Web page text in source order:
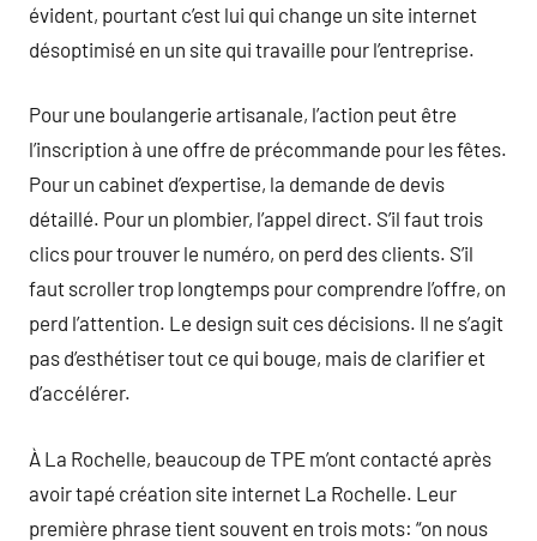
évident, pourtant c’est lui qui change un site internet
désoptimisé en un site qui travaille pour l’entreprise.
Pour une boulangerie artisanale, l’action peut être
l’inscription à une offre de précommande pour les fêtes.
Pour un cabinet d’expertise, la demande de devis
détaillé. Pour un plombier, l’appel direct. S’il faut trois
clics pour trouver le numéro, on perd des clients. S’il
faut scroller trop longtemps pour comprendre l’offre, on
perd l’attention. Le design suit ces décisions. Il ne s’agit
pas d’esthétiser tout ce qui bouge, mais de clarifier et
d’accélérer.
À La Rochelle, beaucoup de TPE m’ont contacté après
avoir tapé création site internet La Rochelle. Leur
première phrase tient souvent en trois mots: “on nous